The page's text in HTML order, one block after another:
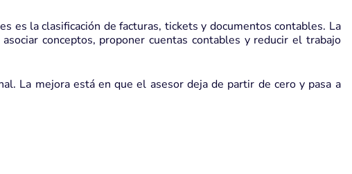
es la clasificación de facturas, tickets y documentos contables. La
conceptos, proponer cuentas contables y reducir el trabajo
La mejora está en que el asesor deja de partir de cero y pasa a